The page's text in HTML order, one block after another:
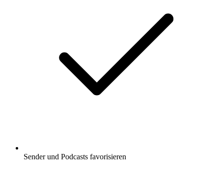
Sender und Podcasts favorisieren